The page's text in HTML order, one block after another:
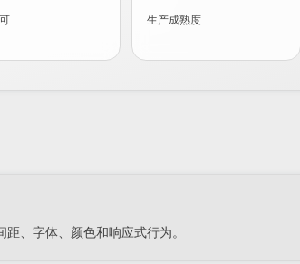
生产成熟度
、字体、颜色和响应式行为。